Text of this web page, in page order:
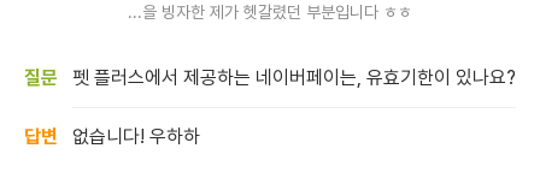
...을 빙자한 제가 헷갈렸던 부분입니다 ㅎㅎ
펫 플러스에서 제공하는 네이버페이는, 유효기한이 있나요?
없습니다! 우하하